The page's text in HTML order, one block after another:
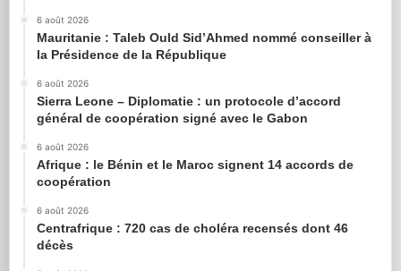
6 août 2026
Mauritanie : Taleb Ould Sid’Ahmed nommé conseiller à
la Présidence de la République
6 août 2026
Sierra Leone – Diplomatie : un protocole d’accord
général de coopération signé avec le Gabon
6 août 2026
Afrique : le Bénin et le Maroc signent 14 accords de
coopération
6 août 2026
Centrafrique : 720 cas de choléra recensés dont 46
décès